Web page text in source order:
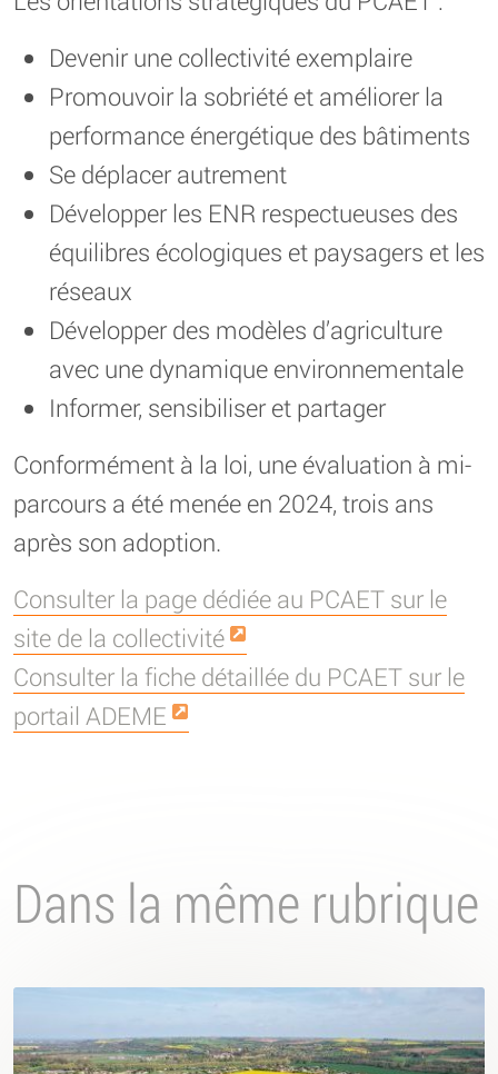
Devenir une collectivité exemplaire
Promouvoir la sobriété et améliorer la
performance énergétique des bâtiments
Se déplacer autrement
Développer les ENR respectueuses des
équilibres écologiques et paysagers et les
réseaux
Développer des modèles d’agriculture
avec une dynamique environnementale
Informer, sensibiliser et partager
Conformément à la loi, une évaluation à mi-
parcours a été menée en 2024, trois ans
après son adoption.
Consulter la page dédiée au PCAET sur le
site de la collectivité
Consulter la fiche détaillée du PCAET sur le
portail ADEME
Dans la même rubrique